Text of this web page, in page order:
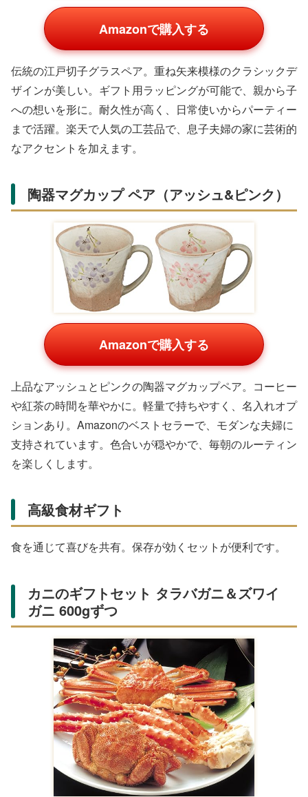
Amazonで購入する
伝統の江戸切子グラスペア。重ね矢来模様のクラシックデ
ザインが美しい。ギフト用ラッピングが可能で、親から子
への想いを形に。耐久性が高く、日常使いからパーティー
まで活躍。楽天で人気の工芸品で、息子夫婦の家に芸術的
なアクセントを加えます。
陶器マグカップ ペア（アッシュ&ピンク）
Amazonで購入する
上品なアッシュとピンクの陶器マグカップペア。コーヒー
や紅茶の時間を華やかに。軽量で持ちやすく、名入れオプ
ションあり。Amazonのベストセラーで、モダンな夫婦に
支持されています。色合いが穏やかで、毎朝のルーティン
を楽しくします。
高級食材ギフト
食を通じて喜びを共有。保存が効くセットが便利です。
カニのギフトセット タラバガニ＆ズワイ
ガニ 600gずつ